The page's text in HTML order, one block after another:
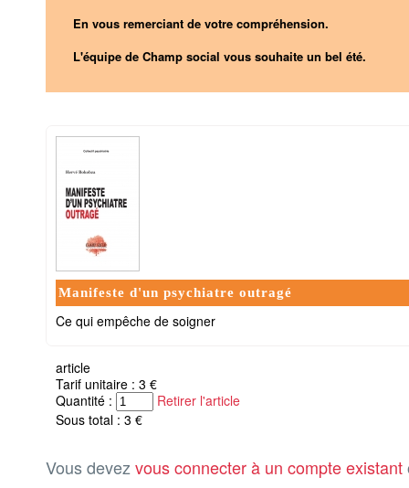
En vous remerciant de votre compréhension.
L'équipe de Champ social vous souhaite un bel été.
Manifeste d'un psychiatre outragé
Ce qui empêche de soigner
article
Tarif unitaire : 3 €
Quantité :
Retirer l'article
Sous total : 3 €
Vous devez vous connecter à un compte existant